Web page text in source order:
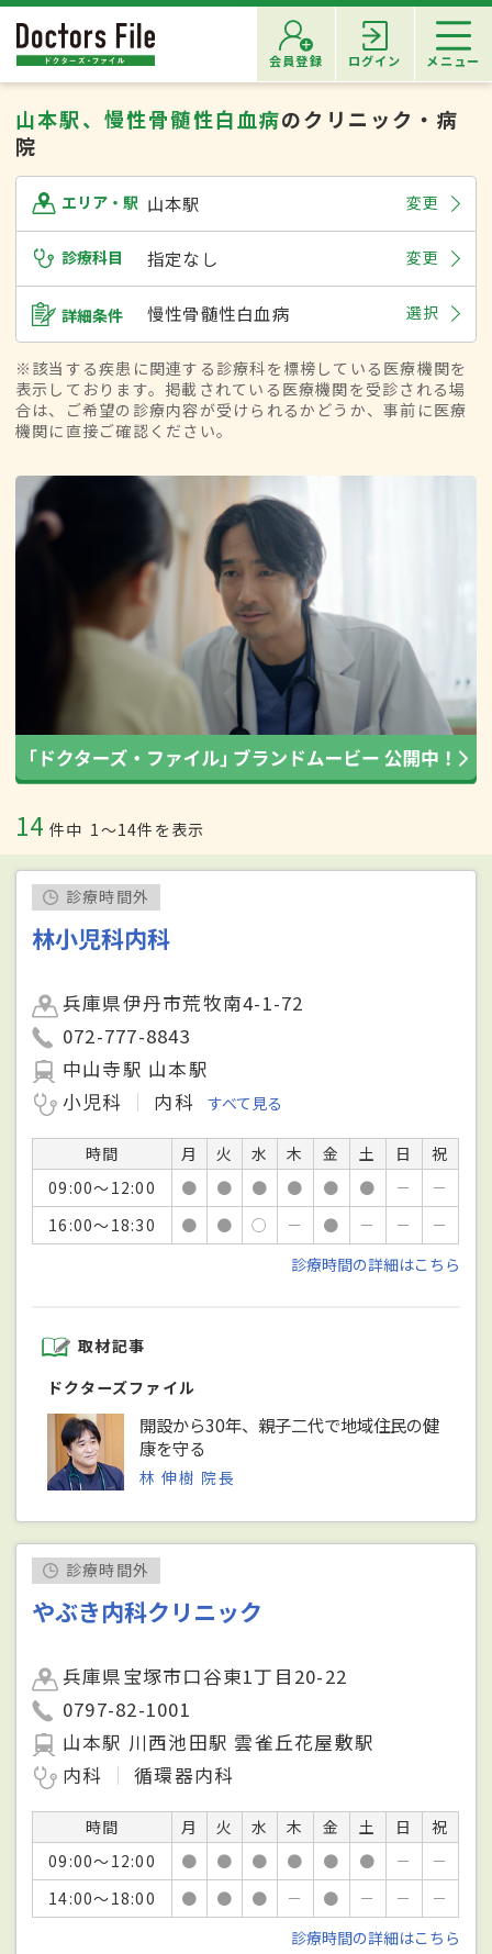
会員登録 ログイン メニュー
山本駅、慢性骨髄性白血病のクリニック・病
院
エリア・駅 山本駅 変更
診療科目 指定なし 変更
詳細条件 慢性骨髄性白血病 選択
※該当する疾患に関連する診療科を標榜している医療機関を
表示しております。掲載されている医療機関を受診される場
合は、ご希望の診療内容が受けられるかどうか、事前に医療
機関に直接ご確認ください。
14 件中 1〜14件を表示
診療時間外
林小児科内科
兵庫県伊丹市荒牧南4-1-72
072-777-8843
中山寺駅 山本駅
小児科
内科 すべて見る
時間 月 火 水 木 金 土 日
祝
09:00～12:00
● ● ● ● ● ● －
－
16:00～18:30
● ● ○ － ● － －
－
診療時間の詳細はこちら
取材記事
ドクターズファイル
開設から30年、親子二代で地域住民の健
康を守る
林 伸樹 院長
診療時間外
やぶき内科クリニック
兵庫県宝塚市口谷東1丁目20-22
0797-82-1001
山本駅 川西池田駅 雲雀丘花屋敷駅
内科
循環器内科
時間 月 火 水 木 金 土 日
祝
09:00～12:00
● ● ● ● ● ● －
－
14:00～18:00
● ● ● － ● － －
－
診療時間の詳細はこちら